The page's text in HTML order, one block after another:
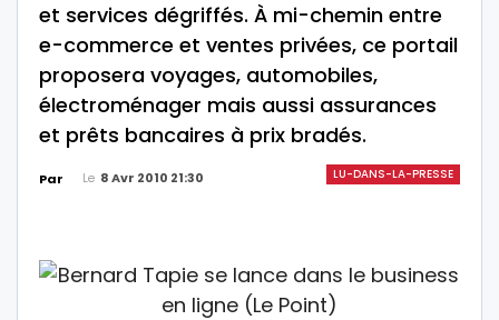
et services dégriffés. À mi-chemin entre
e-commerce et ventes privées, ce portail
proposera voyages, automobiles,
électroménager mais aussi assurances
et prêts bancaires à prix bradés.
LU-DANS-LA-PRESSE
Par Le 8 Avr 2010 21:30